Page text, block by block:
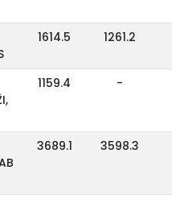
1614.5 1261.2
1159.4 -
3689.1 3598.3